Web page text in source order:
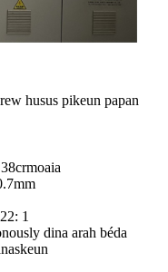
husus pikeun papan
1
dina arah béda